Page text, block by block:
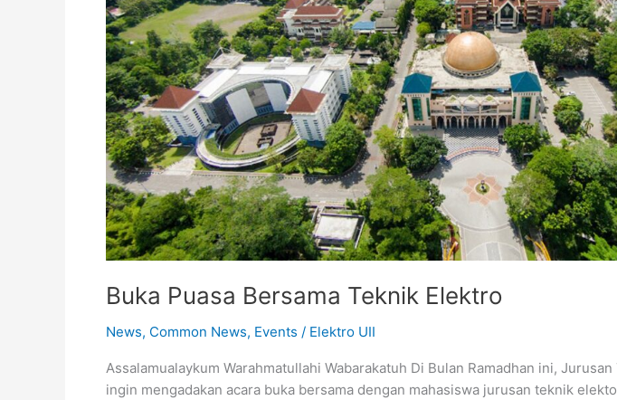
Buka Puasa Bersama Teknik Elektro
News, Common News, Events / Elektro UII
Assalamualaykum Warahmatullahi Wabarakatuh Di Bulan Ramadhan ini,
ingin mengadakan acara buka bersama dengan mahasiswa jurusan teknik